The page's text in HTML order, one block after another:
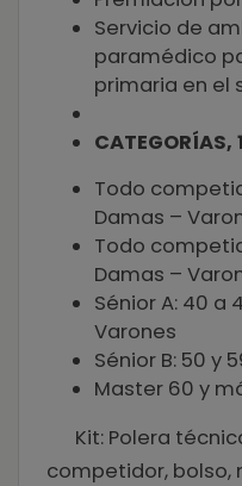
Servicio de
paramédico
primaria en el
CATEGORÍAS,
Todo
Damas –
Todo
Damas –
Sénior A: 40 a
Varones
Sénior B: 50 y
Master 60 y
Kit: Polera
competidor, bolso,